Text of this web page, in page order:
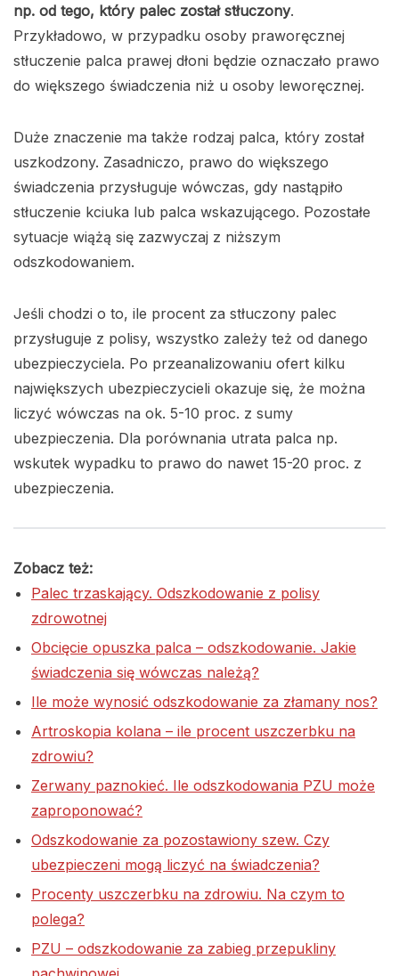
np. od tego, który palec został stłuczony.
Przykładowo, w przypadku osoby praworęcznej
stłuczenie palca prawej dłoni będzie oznaczało prawo
do większego świadczenia niż u osoby leworęcznej.
Duże znaczenie ma także rodzaj palca, który został
uszkodzony. Zasadniczo, prawo do większego
świadczenia przysługuje wówczas, gdy nastąpiło
stłuczenie kciuka lub palca wskazującego. Pozostałe
sytuacje wiążą się zazwyczaj z niższym
odszkodowaniem.
Jeśli chodzi o to, ile procent za stłuczony palec
przysługuje z polisy, wszystko zależy też od danego
ubezpieczyciela. Po przeanalizowaniu ofert kilku
największych ubezpieczycieli okazuje się, że można
liczyć wówczas na ok. 5-10 proc. z sumy
ubezpieczenia. Dla porównania utrata palca np.
wskutek wypadku to prawo do nawet 15-20 proc. z
ubezpieczenia.
Zobacz też:
Palec trzaskający. Odszkodowanie z polisy
zdrowotnej
Obcięcie opuszka palca – odszkodowanie. Jakie
świadczenia się wówczas należą?
Ile może wynosić odszkodowanie za złamany nos?
Artroskopia kolana – ile procent uszczerbku na
zdrowiu?
Zerwany paznokieć. Ile odszkodowania PZU może
zaproponować?
Odszkodowanie za pozostawiony szew. Czy
ubezpieczeni mogą liczyć na świadczenia?
Procenty uszczerbku na zdrowiu. Na czym to
polega?
PZU – odszkodowanie za zabieg przepukliny